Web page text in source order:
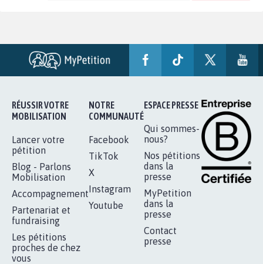
RÉUSSIR VOTRE
MOBILISATION
Lancer votre
pétition
Blog - Parlons
Mobilisation
Accompagnement
Partenariat et
fundraising
Les pétitions
proches de chez
vous
NOTRE
COMMUNAUTÉ
Facebook
TikTok
X
Instagram
Youtube
ESPACE PRESSE
Qui sommes-
nous?
Nos pétitions
dans la
presse
MyPetition
dans la
presse
Contact
presse